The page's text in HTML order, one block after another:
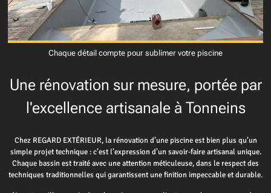
Chaque détail compte pour sublimer votre piscine
Une rénovation sur mesure, portée par
l'excellence artisanale à Tonneins
Chez REGARD EXTÉRIEUR, la rénovation d’une piscine est bien plus qu’un
simple projet technique : c’est l’expression d’un savoir-faire artisanal unique.
Chaque bassin est traité avec une attention méticuleuse, dans le respect des
techniques traditionnelles qui garantissent une finition impeccable et durable.